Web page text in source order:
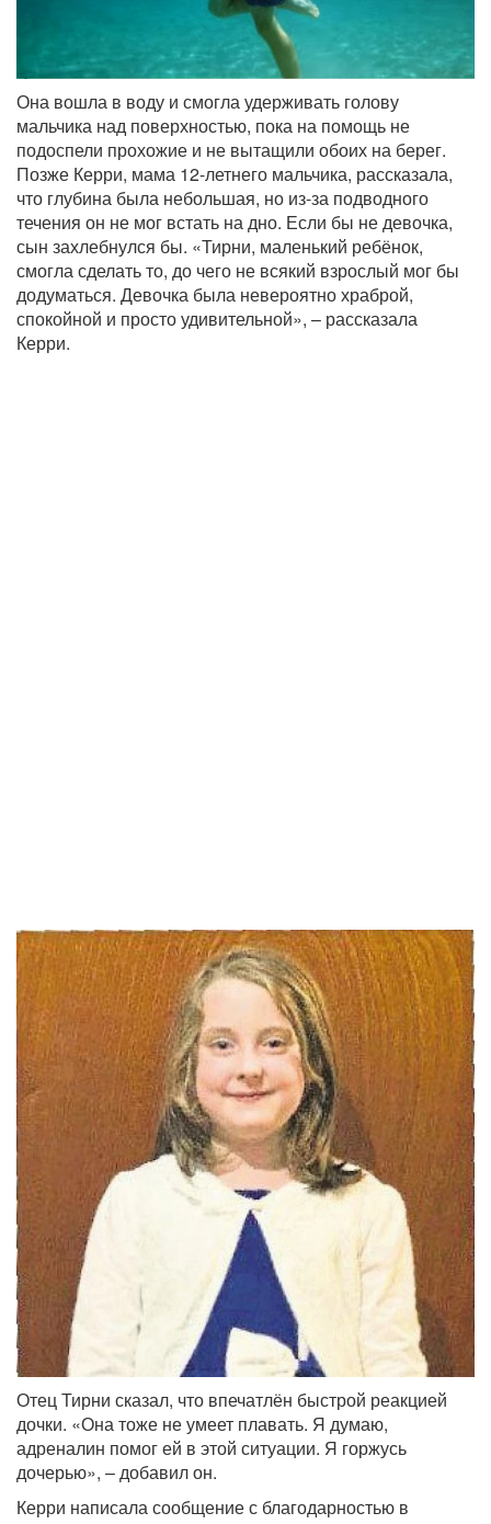
Она вошла в воду и смогла удерживать голову
мальчика над поверхностью, пока на помощь не
подоспели прохожие и не вытащили обоих на берег.
Позже Керри, мама 12-летнего мальчика, рассказала,
что глубина была небольшая, но из-за подводного
течения он не мог встать на дно. Если бы не девочка,
сын захлебнулся бы. «Тирни, маленький ребёнок,
смогла сделать то, до чего не всякий взрослый мог бы
додуматься. Девочка была невероятно храброй,
спокойной и просто удивительной», – рассказала
Керри.
Отец Тирни сказал, что впечатлён быстрой реакцией
дочки. «Она тоже не умеет плавать. Я думаю,
адреналин помог ей в этой ситуации. Я горжусь
дочерью», – добавил он.
Керри написала сообщение с благодарностью в